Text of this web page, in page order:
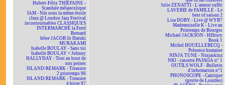
Hubert-Félix THIÉFAINE -
Scandale mélancolique
IAM - Nés sous la même étoile
iJazz @ London Jazz Festival
incontournables CLASSIQUES
INTERMARCHÉ la Ferté
Bernard
Irène JACOB lit Haruki
MURAKAMI
Isabelle BOULAY - Sans toi
Isabelle BOULAY + Johnny
HALLYDAY - Tout au bout de
nos peines
ISLAND/REMARK - Treasure
2 printemps 96
ISLAND/REMARK - Treasure
4 hiver 97
Julie ZENATTI - L'amour suffit
LAVERIE de FAMILLE - Le
best of saison 2
Lisa DOBY - Live @ WYB7
Mademoiselle K - Live au
Printemps de Bourges
Michael JACKSON - HIStory
Book 1
Michel HOUELLEBECQ -
Présence humaine
NINJA TUNE - Ninjaskinz
NRJ - cassette PASSOA n° 1
OUTILS WOLF - Bulletin
d'information n°1
PHONOSCOPE - Cantique
(grotte de Lourdes)